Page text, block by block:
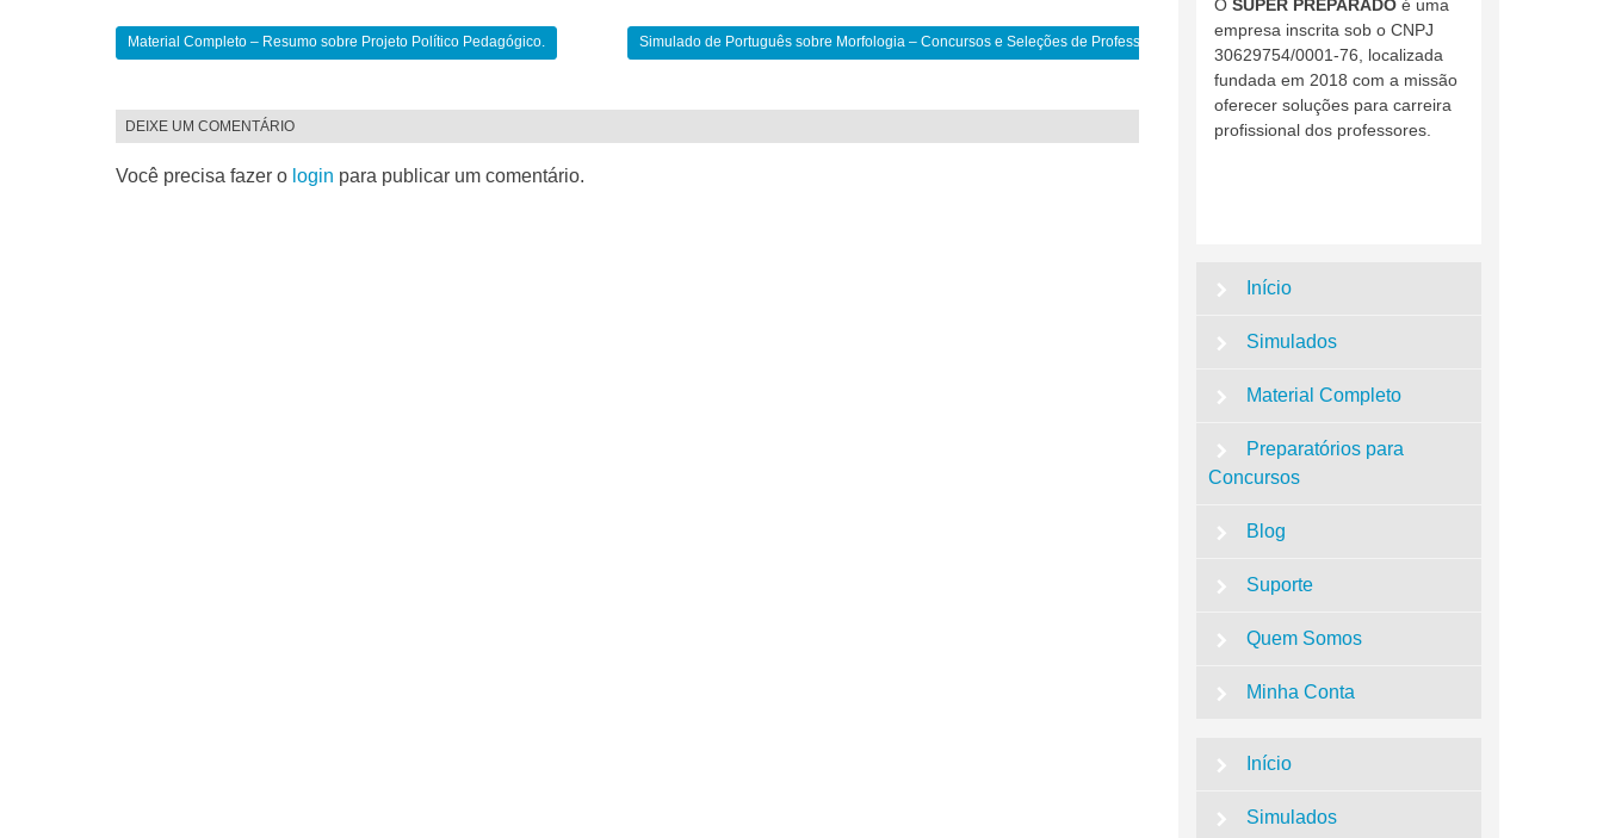
Material Completo – Resumo sobre Projeto Político Pedagógico. Simulado de Português sobre Morfologia – Concursos e Seleções de Professores.
DEIXE UM COMENTÁRIO
Você precisa fazer o login para publicar um comentário.
O SUPER PREPARADOé uma
empresa inscrita sob o CNPJ
30629754/0001-76, localizada
fundada em 2018 com a missão
oferecer soluções para carreira
profissional dos professores.
Início
Simulados
Material Completo
Preparatórios para
Concursos
Blog
Suporte
Quem Somos
Minha Conta
Início
Simulados